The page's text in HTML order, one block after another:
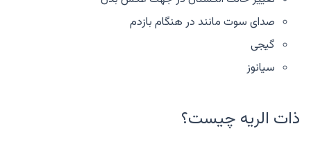
صدای سوت مانند در هنگام بازدم
گیجی
سیانوز
ذات الریه چیست؟